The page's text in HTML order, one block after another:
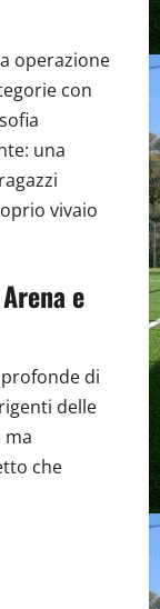
operazione
con
una
vivaio
e
di
delle
ma
che